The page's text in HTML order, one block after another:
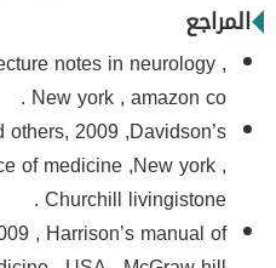
المراجع
notes in neurology ,
New york , amazon co .
2009 ,Davidson’s
of medicine ,New york ,
Churchill livingistone .
, Harrison’s manual of